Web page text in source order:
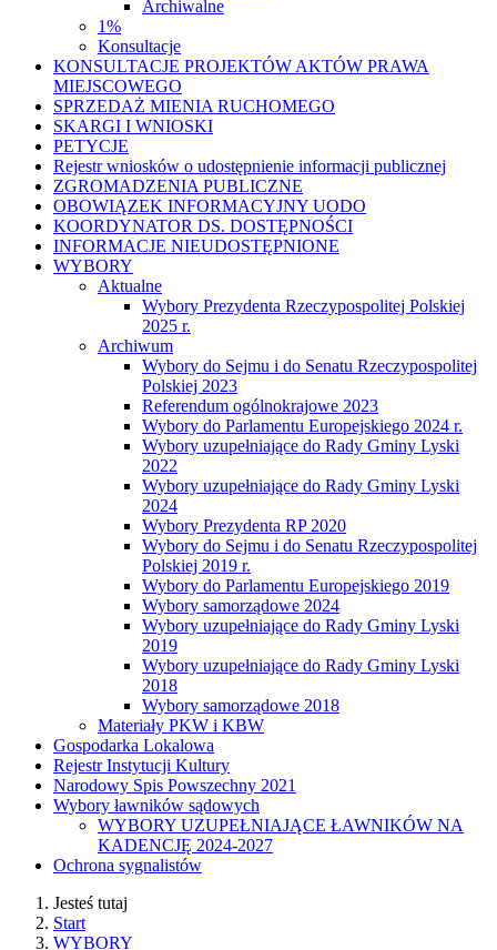
Archiwalne
1%
Konsultacje
KONSULTACJE PROJEKTÓW AKTÓW PRAWA
MIEJSCOWEGO
SPRZEDAŻ MIENIA RUCHOMEGO
SKARGI I WNIOSKI
PETYCJE
Rejestr wniosków o udostępnienie informacji publicznej
ZGROMADZENIA PUBLICZNE
OBOWIĄZEK INFORMACYJNY UODO
KOORDYNATOR DS. DOSTĘPNOŚCI
INFORMACJE NIEUDOSTĘPNIONE
WYBORY
Aktualne
Wybory Prezydenta Rzeczypospolitej Polskiej
2025 r.
Archiwum
Wybory do Sejmu i do Senatu Rzeczypospolitej
Polskiej 2023
Referendum ogólnokrajowe 2023
Wybory do Parlamentu Europejskiego 2024 r.
Wybory uzupełniające do Rady Gminy Lyski
2022
Wybory uzupełniające do Rady Gminy Lyski
2024
Wybory Prezydenta RP 2020
Wybory do Sejmu i do Senatu Rzeczypospolitej
Polskiej 2019 r.
Wybory do Parlamentu Europejskiego 2019
Wybory samorządowe 2024
Wybory uzupełniające do Rady Gminy Lyski
2019
Wybory uzupełniające do Rady Gminy Lyski
2018
Wybory samorządowe 2018
Materiały PKW i KBW
Gospodarka Lokalowa
Rejestr Instytucji Kultury
Narodowy Spis Powszechny 2021
Wybory ławników sądowych
WYBORY UZUPEŁNIAJĄCE ŁAWNIKÓW NA
KADENCJĘ 2024-2027
Ochrona sygnalistów
Jesteś tutaj
Start
WYBORY